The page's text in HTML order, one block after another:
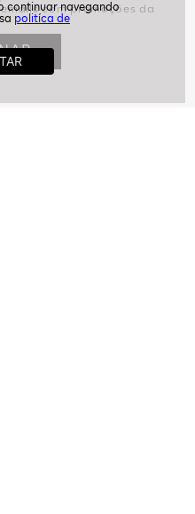
politíca de
com promoções da